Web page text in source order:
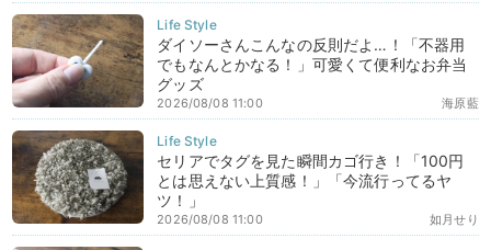
ダイソーさんこんなの反則だよ…！「不器用
でもなんとかなる！」可愛くて便利なお弁当
グッズ
海原藍
2026/08/08 11:00
セリアでタグを見た瞬間カゴ行き！「100円
とは思えない上質感！」「今流行ってるヤ
ツ！」
如月せり
2026/08/08 11:00